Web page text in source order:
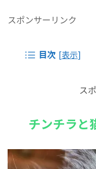
スポンサーリンク
目次 [表示]
ス
チンチラと